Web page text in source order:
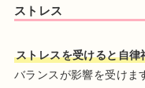
ストレス
ストレスを受けると自
バランスが影響を受けま